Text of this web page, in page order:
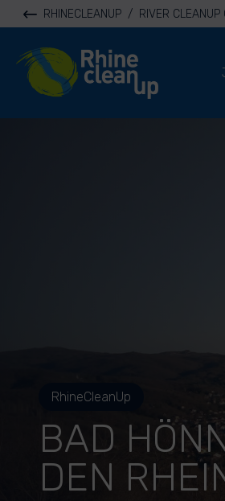
RHINECLEANUP / RIVER CLEANUP
River Cleanup
RhineCleanUp
BAD
DEN